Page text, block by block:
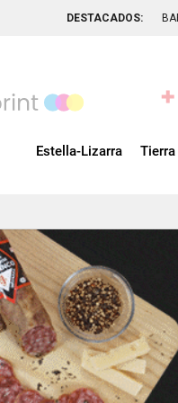
DESTACADOS:
Estella-Lizarra